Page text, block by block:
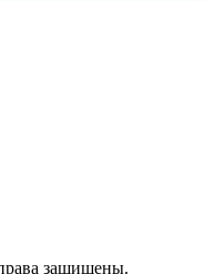
защищены.